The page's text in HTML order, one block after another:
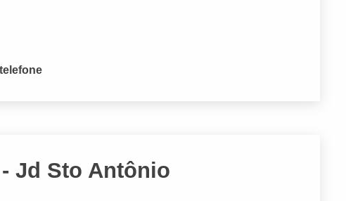
Jd Sto Antônio